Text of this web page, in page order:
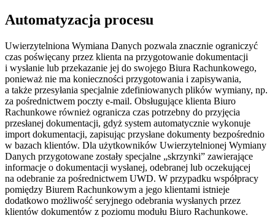
Automatyzacja procesu
Uwierzytelniona Wymiana Danych pozwala znacznie ograniczyć
czas poświęcany przez klienta na przygotowanie dokumentacji
i wysłanie lub przekazanie jej do swojego Biura Rachunkowego,
ponieważ nie ma konieczności przygotowania i zapisywania,
a także przesyłania specjalnie zdefiniowanych plików wymiany, np.
za pośrednictwem poczty e-mail. Obsługujące klienta Biuro
Rachunkowe również ogranicza czas potrzebny do przyjęcia
przesłanej dokumentacji, gdyż system automatycznie wykonuje
import dokumentacji, zapisując przysłane dokumenty bezpośrednio
w bazach klientów. Dla użytkowników Uwierzytelnionej Wymiany
Danych przygotowane zostały specjalne „skrzynki” zawierające
informacje o dokumentacji wysłanej, odebranej lub oczekującej
na odebranie za pośrednictwem UWD. W przypadku współpracy
pomiędzy Biurem Rachunkowym a jego klientami istnieje
dodatkowo możliwość seryjnego odebrania wysłanych przez
klientów dokumentów z poziomu modułu Biuro Rachunkowe.